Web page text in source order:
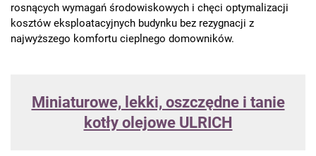
rosnących wymagań środowiskowych i chęci optymalizacji
kosztów eksploatacyjnych budynku bez rezygnacji z
najwyższego komfortu cieplnego domowników.
Miniaturowe, lekki, oszczędne i tanie
kotły olejowe ULRICH